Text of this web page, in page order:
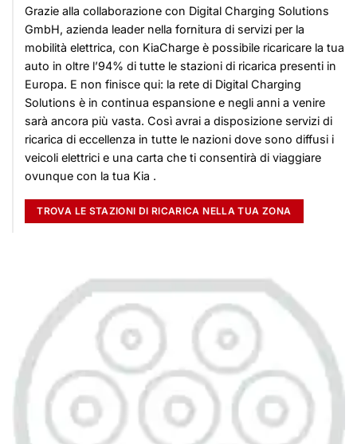
Grazie alla collaborazione con Digital Charging Solutions
GmbH, azienda leader nella fornitura di servizi per la
mobilità elettrica, con KiaCharge è possibile ricaricare la tua
auto in oltre l’94% di tutte le stazioni di ricarica presenti in
Europa. E non finisce qui: la rete di Digital Charging
Solutions è in continua espansione e negli anni a venire
sarà ancora più vasta. Così avrai a disposizione servizi di
ricarica di eccellenza in tutte le nazioni dove sono diffusi i
veicoli elettrici e una carta che ti consentirà di viaggiare
ovunque con la tua Kia .
TROVA LE STAZIONI DI RICARICA NELLA TUA ZONA